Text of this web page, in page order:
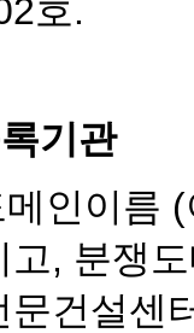
호.
기관
인이름
, 분쟁
건설센